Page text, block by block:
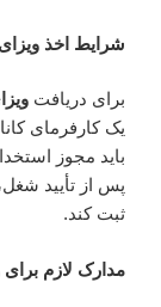
شرایط اخذ ویزای
برای دریافت
یک کارفرمای
باید مجوز
پس از تأیید
ثبت کند.
مدارک لازم برای